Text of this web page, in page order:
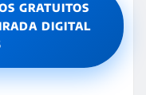
GRATUITOS
DIGITAL